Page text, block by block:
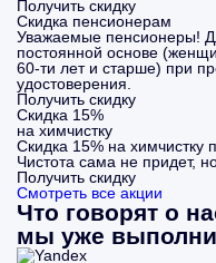
Получить скидку
Скидка пенсионерам
Уважаемые пенсионеры!
постоянной основе
60-ти лет и старше) при
удостоверения.
Получить скидку
Скидка 15%
на химчистку
Скидка 15% на химчистку
Чистота сама не придет,
Получить скидку
Смотреть все акции
Что говорят о
мы уже